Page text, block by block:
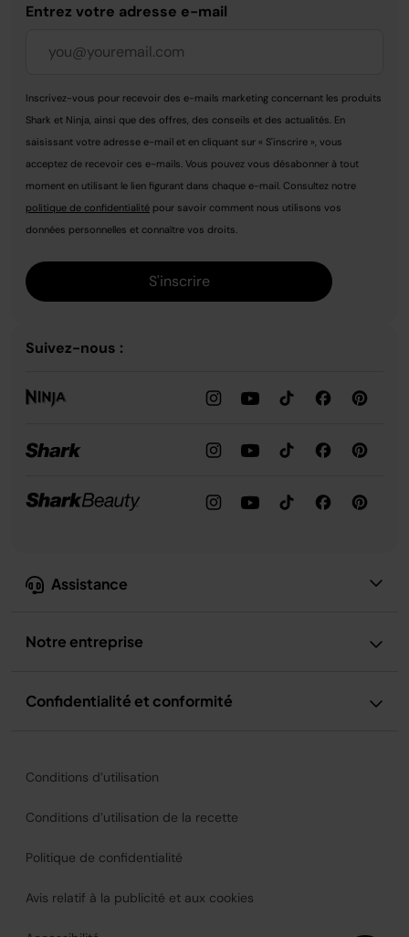
Assistance
Notre entreprise
Confidentialité et conformité
Entrez votre adresse e-mail
Inscrivez-vous pour recevoir des e-mails marketing concernant les produits
Shark et Ninja, ainsi que des offres, des conseils et des actualités. En
saisissant votre adresse e-mail et en cliquant sur « S'inscrire », vous
acceptez de recevoir ces e-mails. Vous pouvez vous désabonner à tout
moment en utilisant le lien figurant dans chaque e-mail. Consultez notre
politique de confidentialité pour savoir comment nous utilisons vos
données personnelles et connaître vos droits.
S'inscrire
Suivez-nous :
Conditions d’utilisation
Conditions d’utilisation de la recette
Politique de confidentialité
Avis relatif à la publicité et aux cookies